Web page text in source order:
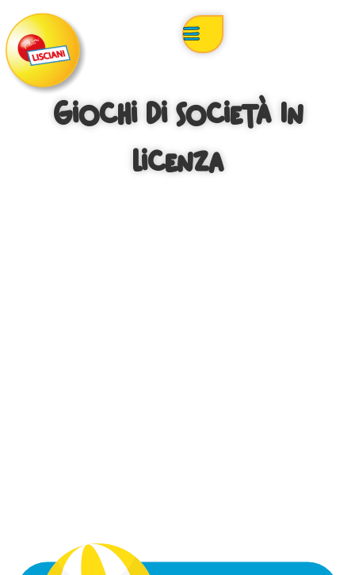
Giochi Di Società In
Licenza